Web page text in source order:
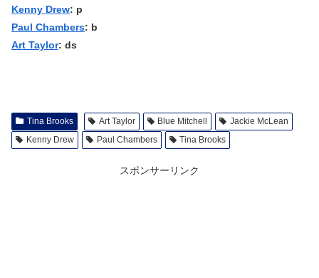
Kenny Drew: p
Paul Chambers: b
Art Taylor: ds
Tina Brooks Art Taylor Blue Mitchell
Jackie McLean
Kenny Drew
Paul Chambers Tina Brooks
スポンサーリンク